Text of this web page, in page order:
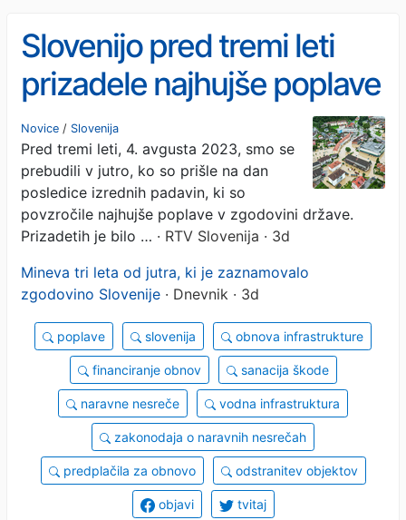
Slovenijo pred tremi leti
prizadele najhujše poplave
v zgodovini države
Novice / Slovenija
Pred tremi leti, 4. avgusta 2023, smo se
prebudili v jutro, ko so prišle na dan
posledice izrednih padavin, ki so
povzročile najhujše poplave v zgodovini države.
Prizadetih je bilo … · RTV Slovenija · 3d
Mineva tri leta od jutra, ki je zaznamovalo
zgodovino Slovenije · Dnevnik · 3d
poplave slovenija obnova infrastrukture
financiranje obnov sanacija škode
naravne nesreče vodna infrastruktura
zakonodaja o naravnih nesrečah
predplačila za obnovo odstranitev objektov
objavi tvitaj